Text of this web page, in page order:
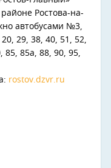
Ростова-на-
автобусами №3,
29, 38, 40, 51, 52,
85, 85а, 88, 90, 95,
rostov.dzvr.ru